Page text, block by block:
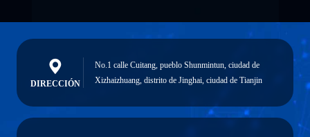
DIRECCIÓN
No.1 calle Cuitang, pueblo Shunmintun, ciudad de
Xizhaizhuang, distrito de Jinghai, ciudad de Tianjin